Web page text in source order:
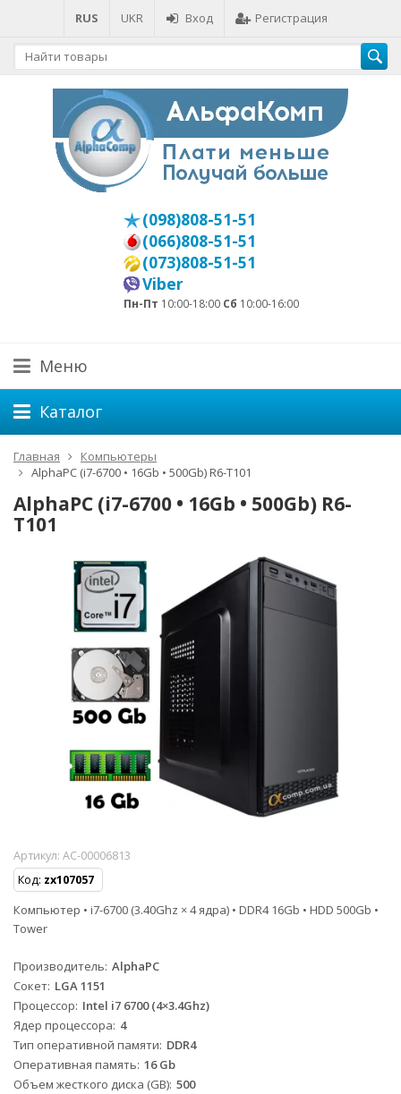
RUS UKR Вход Регистрация
(098)808-51-51
(066)808-51-51
(073)808-51-51
Viber
Пн-Пт 10:00-18:00 Сб 10:00-16:00
Меню
Каталог
Главная
Компьютеры
AlphaPC (i7-6700 • 16Gb • 500Gb) R6-T101
AlphaPC (i7-6700 • 16Gb • 500Gb) R6-
T101
Артикул: AC-00006813
Код: zx107057
Компьютер • i7-6700 (3.40Ghz × 4 ядра) • DDR4 16Gb • HDD 500Gb •
Tower
Производитель AlphaPC
Сокет LGA 1151
Процессор Intel i7 6700 (4×3.4Ghz)
Ядер процессора 4
Тип оперативной памяти DDR4
Оперативная память 16 Gb
Объем жесткого диска (GB) 500